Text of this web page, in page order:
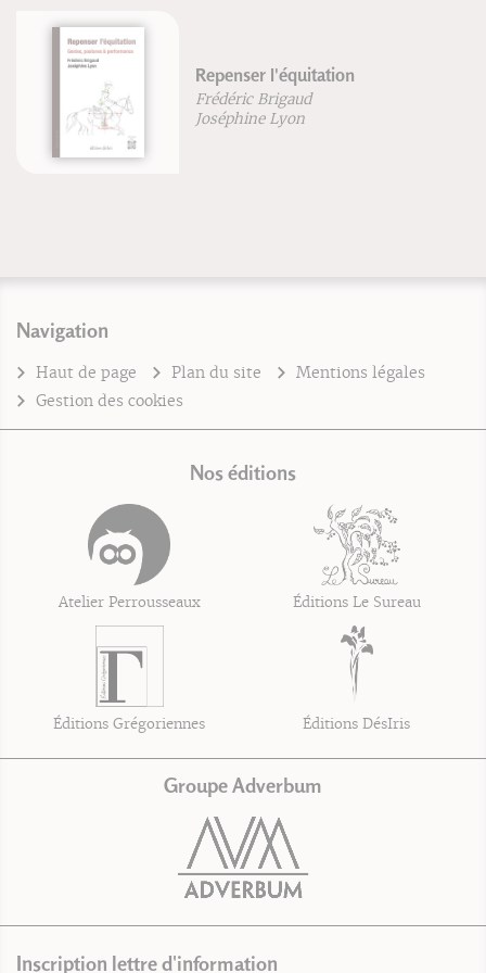
Repenser l'équitation
Frédéric Brigaud
Joséphine Lyon
Navigation
Haut de page Plan du site
Mentions légales
Gestion des cookies
Nos éditions
Atelier Perrousseaux Éditions Le Sureau
Éditions Grégoriennes Éditions DésIris
Groupe Adverbum
Inscription lettre d'information